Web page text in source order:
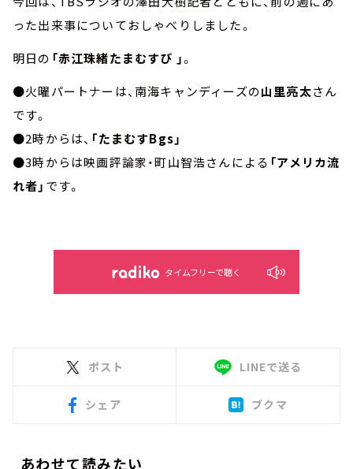
った出来事についておしゃべりしました。
明日の 「赤江珠緒たまむすび 」。
●火曜パートナーは、南海キャンディーズの山里亮太さん
です。
●2時からは、 「たまむすBgs」
●3時からは映画評論家・町山智浩さんによる 「アメリカ流
れ者」 です。
タイムフリーで聴く
ポスト LINEで送る
シェア ブクマ
あわせて読みたい